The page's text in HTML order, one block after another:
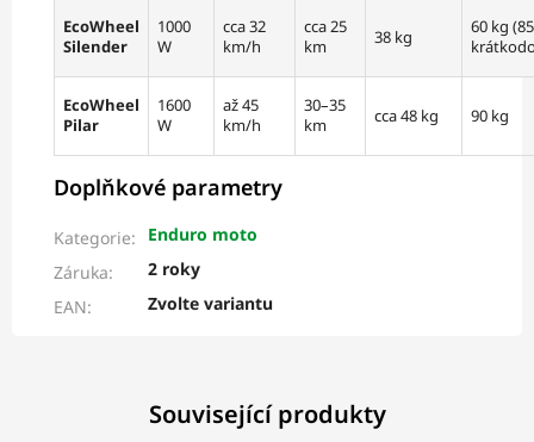
Související produkty
EcoWheel
Silender
1000
W
cca 32
km/h
cca 25
km
38 kg
60 kg
EcoWheel
Pilar
1600
W
až 45
km/h
30–35
km
cca 48 kg 90 kg
Doplňkové parametry
Kategorie:
Enduro moto
Záruka:
2 roky
EAN: Zvolte variantu